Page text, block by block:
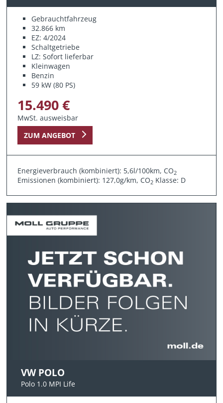
Gebrauchtfahrzeug
32.866 km
EZ: 4/2024
Schaltgetriebe
LZ: Sofort lieferbar
Kleinwagen
Benzin
59 kW (80 PS)
15.490 €
MwSt. ausweisbar
ZUM ANGEBOT
Energieverbrauch (kombiniert): 5,6l/100km, CO2
Emissionen (kombiniert): 127,0g/km, CO2 Klasse: D
VW POLO
Polo 1.0 MPI Life